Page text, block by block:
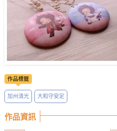
註冊會員
登入
作品標籤
加州清光 大和守安定
作品資訊